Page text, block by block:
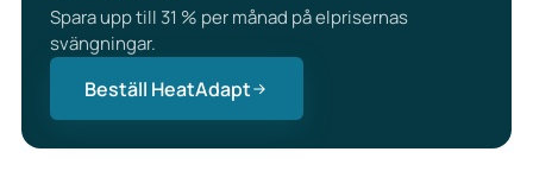
Spara upp till 31 % per månad på elprisernas
svängningar.
Beställ HeatAdapt